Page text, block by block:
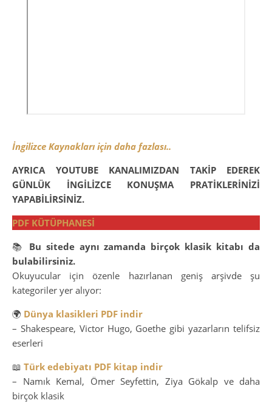
İngilizce Kaynakları için daha fazlası..
AYRICA
YOUTUBE KANALIMIZDAN TAKİP EDEREK
GÜNLÜK İNGİLİZCE KONUŞMA PRATİKLERİNİZİ
YAPABİLİRSİNİZ.
PDF KÜTÜPHANESİ
📚 Bu sitede aynı zamanda birçok klasik kitabı da
bulabilirsiniz.
Okuyucular için özenle hazırlanan geniş arşivde şu
kategoriler yer alıyor:
🌍 Dünya klasikleri PDF indir
– Shakespeare, Victor Hugo, Goethe gibi yazarların telifsiz
eserleri
📖 Türk edebiyatı PDF kitap indir
– Namık Kemal, Ömer Seyfettin, Ziya Gökalp ve daha
birçok klasik